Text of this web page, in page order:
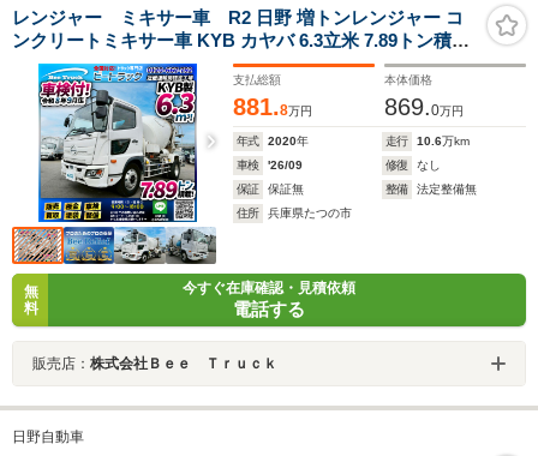
レンジャー ミキサー車 R2 日野 増トンレンジャー コ
ンクリートミキサー車 KYB カヤバ 6.3立米 7.89トン積載
電動ホッパー 6速MT マニュアル 7t 8t 14t 中型 大型 コン
クリート作業車 生コン車 2213支払総額
881.8万円
本体価格
869.0万円
年式 2020年 走行 10.6万km
車検
'26/09 修復
なし
保証
保証無 整備
法定整備無
住所
兵庫県たつの市
無
料
今すぐ在庫確認・見積依頼
電話する
販売店： 株式会社Ｂｅｅ Ｔｒｕｃｋ
日野自動車